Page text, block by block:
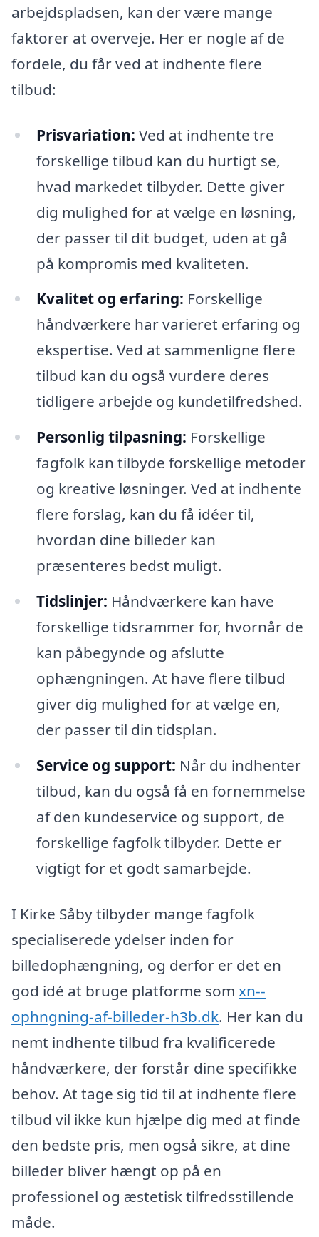
arbejdspladsen, kan der være mange
faktorer at overveje. Her er nogle af de
fordele, du får ved at indhente flere
tilbud:
Prisvariation: Ved at indhente tre
forskellige tilbud kan du hurtigt se,
hvad markedet tilbyder. Dette giver
dig mulighed for at vælge en løsning,
der passer til dit budget, uden at gå
på kompromis med kvaliteten.
Kvalitet og erfaring: Forskellige
håndværkere har varieret erfaring og
ekspertise. Ved at sammenligne flere
tilbud kan du også vurdere deres
tidligere arbejde og kundetilfredshed.
Personlig tilpasning: Forskellige
fagfolk kan tilbyde forskellige metoder
og kreative løsninger. Ved at indhente
flere forslag, kan du få idéer til,
hvordan dine billeder kan
præsenteres bedst muligt.
Tidslinjer: Håndværkere kan have
forskellige tidsrammer for, hvornår de
kan påbegynde og afslutte
ophængningen. At have flere tilbud
giver dig mulighed for at vælge en,
der passer til din tidsplan.
Service og support: Når du indhenter
tilbud, kan du også få en fornemmelse
af den kundeservice og support, de
forskellige fagfolk tilbyder. Dette er
vigtigt for et godt samarbejde.
I Kirke Såby tilbyder mange fagfolk
specialiserede ydelser inden for
billedophængning, og derfor er det en
god idé at bruge platforme som xn--
ophngning-af-billeder-h3b.dk. Her kan du
nemt indhente tilbud fra kvalificerede
håndværkere, der forstår dine specifikke
behov. At tage sig tid til at indhente flere
tilbud vil ikke kun hjælpe dig med at finde
den bedste pris, men også sikre, at dine
billeder bliver hængt op på en
professionel og æstetisk tilfredsstillende
måde.